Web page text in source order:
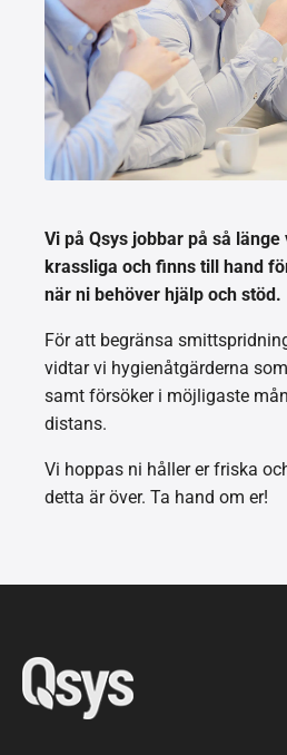
Vi på Qsys jobbar på så
krassliga och finns till hand
när ni behöver hjälp och stöd.
För att begränsa
vidtar vi hygienåtgärderna
samt försöker i möjligaste
distans.
Vi hoppas ni håller er friska
detta är över. Ta hand om er!